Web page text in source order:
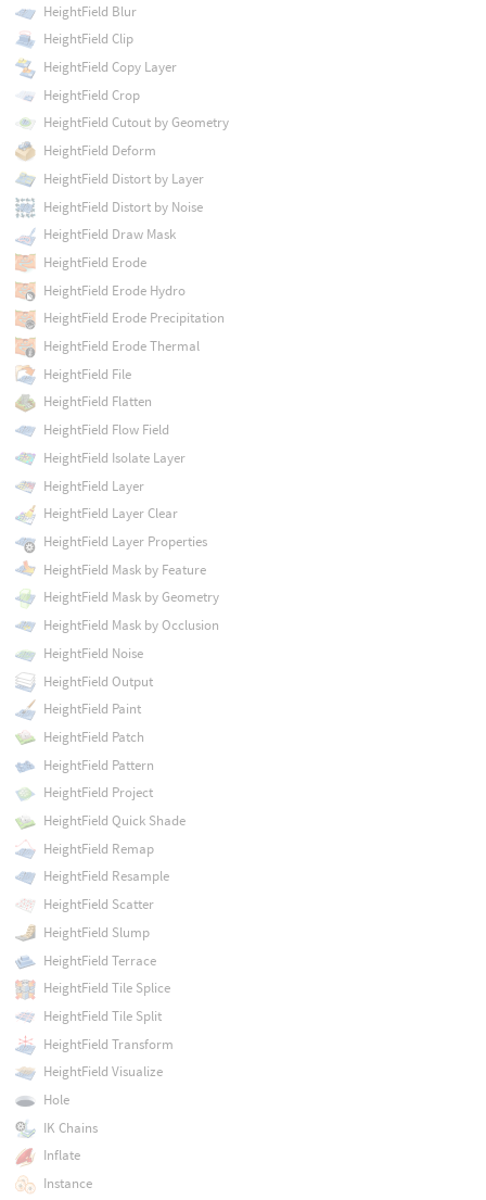
HeightField Blur
HeightField Clip
HeightField Copy Layer
HeightField Crop
HeightField Cutout by Geometry
HeightField Deform
HeightField Distort by Layer
HeightField Distort by Noise
HeightField Draw Mask
HeightField Erode
HeightField Erode Hydro
HeightField Erode Precipitation
HeightField Erode Thermal
HeightField File
HeightField Flatten
HeightField Flow Field
HeightField Isolate Layer
HeightField Layer
HeightField Layer Clear
HeightField Layer Properties
HeightField Mask by Feature
HeightField Mask by Geometry
HeightField Mask by Occlusion
HeightField Noise
HeightField Output
HeightField Paint
HeightField Patch
HeightField Pattern
HeightField Project
HeightField Quick Shade
HeightField Remap
HeightField Resample
HeightField Scatter
HeightField Slump
HeightField Terrace
HeightField Tile Splice
HeightField Tile Split
HeightField Transform
HeightField Visualize
Hole
IK Chains
Inflate
Instance